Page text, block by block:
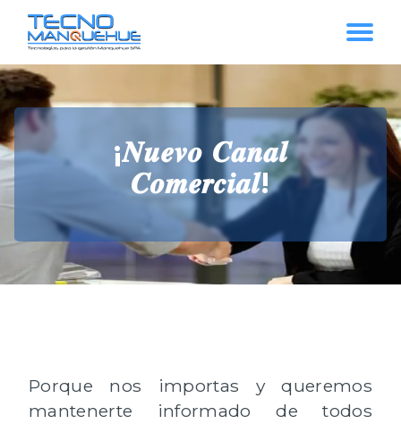
¡𝑵𝒖𝒆𝒗𝒐 𝑪𝒂𝒏𝒂𝒍
𝑪𝒐𝒎𝒆𝒓𝒄𝒊𝒂𝒍!
Porque nos importas y queremos
mantenerte informado de todos